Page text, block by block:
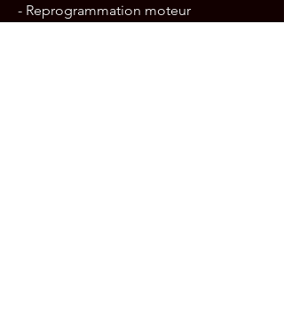
- Reprogrammation moteur